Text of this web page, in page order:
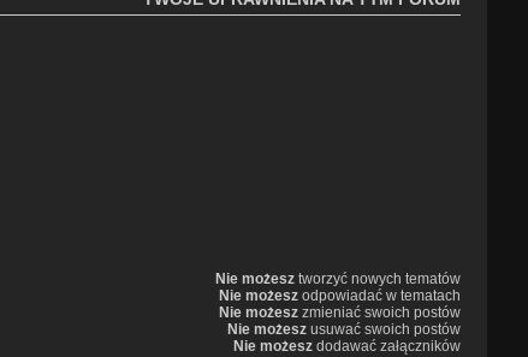
Nie możesz tworzyć nowych tematów
Nie możesz odpowiadać w tematach
Nie możesz zmieniać swoich postów
Nie możesz usuwać swoich postów
Nie możesz dodawać załączników